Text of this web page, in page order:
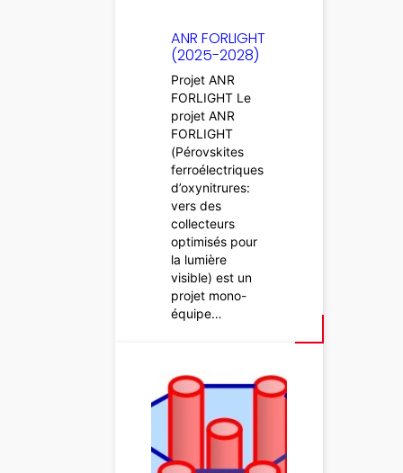
ANR FORLIGHT
(2025-2028)
Projet ANR
FORLIGHT Le
projet ANR
FORLIGHT
(Pérovskites
ferroélectriques
d’oxynitrures:
vers des
collecteurs
optimisés pour
la lumière
visible) est un
projet mono-
équipe…